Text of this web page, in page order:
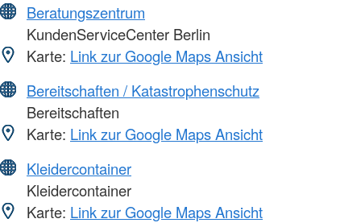
Beratungszentrum
KundenServiceCenter Berlin
Karte: Link zur Google Maps Ansicht
Bereitschaften / Katastrophenschutz
Bereitschaften
Karte: Link zur Google Maps Ansicht
Kleidercontainer
Kleidercontainer
Karte: Link zur Google Maps Ansicht